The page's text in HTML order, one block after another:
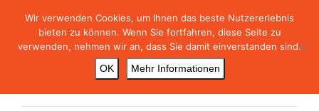
Wir verwenden Cookies, um Ihnen das beste Nutzererlebnis
bieten zu können. Wenn Sie fortfahren, diese Seite zu
verwenden, nehmen wir an, dass Sie damit einverstanden sind.
OK
Mehr Informationen